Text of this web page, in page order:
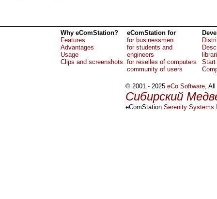
Why eComStation?
Features
Advantages
Usage
Clips and screenshots
eComStation for
for businessmen
for students and
engineers
for reselles of computers
community of users
Start
© 2001 - 2025 eCo Software, All
Сибирский
eComStation Serenity Systems